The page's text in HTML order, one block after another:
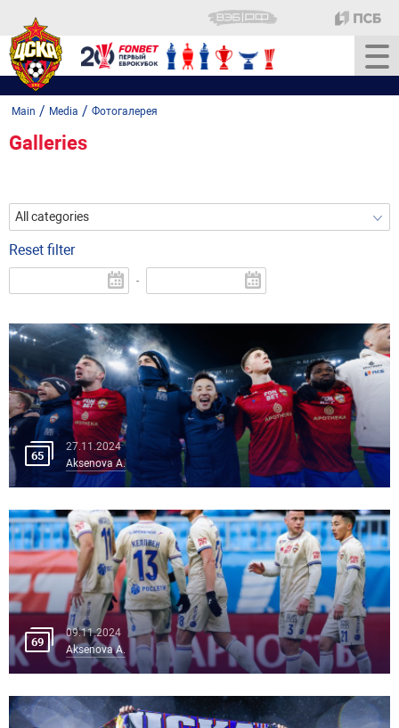
Main / Media / Фотогалерея
Galleries
All categories
Reset filter
-
65
27.11.2024
Aksenova A.
69
09.11.2024
Aksenova A.